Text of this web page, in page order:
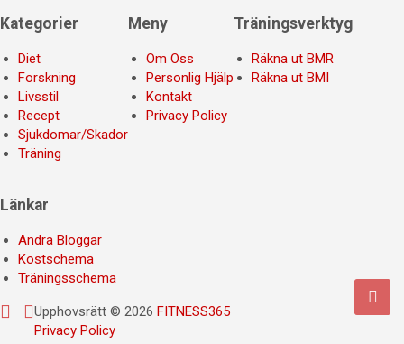
Kategorier
Diet
Forskning
Livsstil
Recept
Sjukdomar/Skador
Träning
Meny
Om Oss
Personlig Hjälp
Kontakt
Privacy Policy
Träningsverktyg
Räkna ut BMR
Räkna ut BMI
Länkar
Andra Bloggar
Kostschema
Träningsschema
Upphovsrätt © 2026 FITNESS365
Privacy Policy